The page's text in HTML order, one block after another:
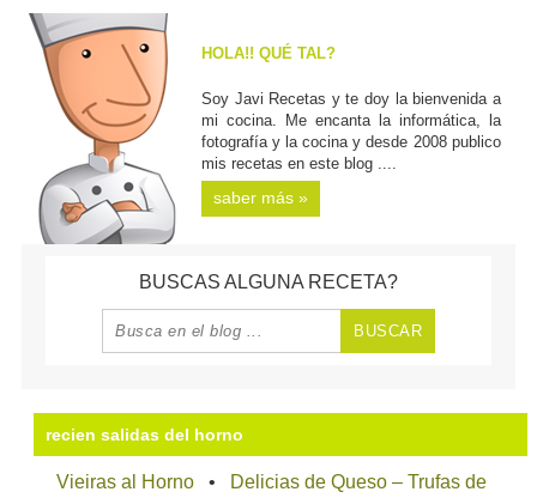
HOLA!! QUÉ TAL?
Soy Javi Recetas y te doy la bienvenida a
mi cocina. Me encanta la informática, la
fotografía y la cocina y desde 2008 publico
mis recetas en este blog ....
saber más »
BUSCAS ALGUNA RECETA?
recien salidas del horno
Vieiras al Horno
Delicias de Queso – Trufas de